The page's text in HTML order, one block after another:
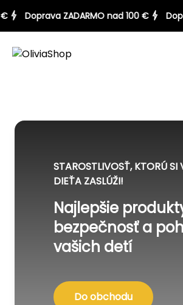
€ Doprava ZADARMO nad 100 €
STAROSTLIVOSŤ, KTORÚ SI
DIEŤA ZASLÚŽI!
Najlepšie
bezpečnosť a
vašich detí
Do obchodu